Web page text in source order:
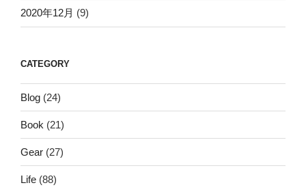
2020年12月 (9)
CATEGORY
Blog (24)
Book (21)
Gear (27)
Life (88)